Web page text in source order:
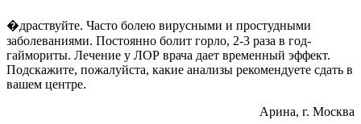
�драствуйте. Часто болею вирусными и простудными
заболеваниями. Постоянно болит горло, 2-3 раза в год-
гаймориты. Лечение у ЛОР врача дает временный эффект.
Подскажите, пожалуйста, какие анализы рекомендуете сдать в
вашем центре.
Арина, г. Москва